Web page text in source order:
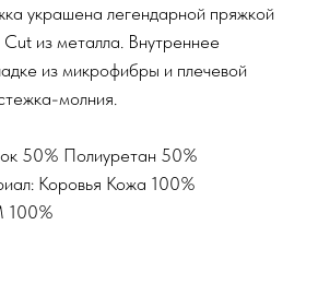
украшена легендарной пряжкой
из металла. Внутреннее
из микрофибры и плечевой
молния.
50% Полиуретан 50%
Коровья Кожа 100%
100%